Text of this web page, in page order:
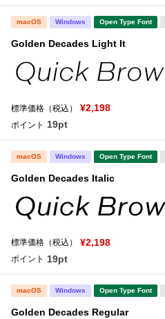
macOS Windows Open Type Font
Golden Decades Light It
標準価格（税込） ¥2,198
ポイント 19pt
macOS Windows Open Type Font
Golden Decades Italic
標準価格（税込） ¥2,198
ポイント 19pt
macOS Windows Open Type Font
Golden Decades Regular